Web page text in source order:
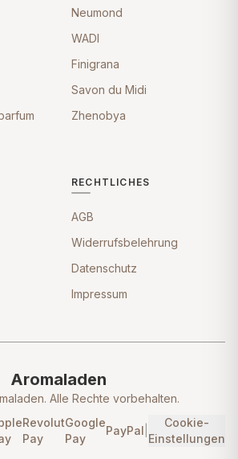
Neumond
WADI
Finigrana
Savon du Midi
Zhenobya
RECHTLICHES
AGB
Widerrufsbelehrung
Datenschutz
Impressum
Aromaladen
Alle Rechte vorbehalten.
Revolut
Pay
Google
Pay
PayPal
Cookie-
Einstellungen